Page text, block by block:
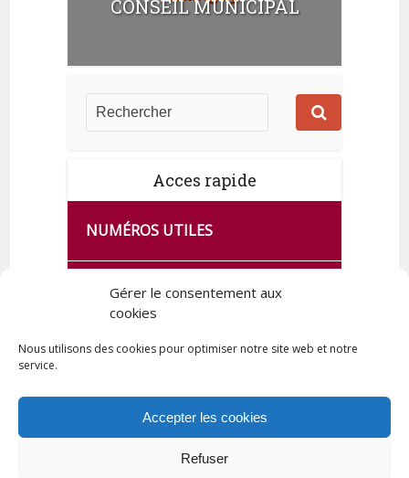
Gérer le consentement aux
cookies
Nous utilisons des cookies pour optimiser notre site web et notre
service.
Accepter les cookies
Refuser
CONSEIL MUNICIPAL
Acces rapide
NUMÉROS UTILES
CA SE PASSE À FRANCE SERVICES
DE QUINGEY
Tous droits réservés © 2023 Commune de Quingey / Création -